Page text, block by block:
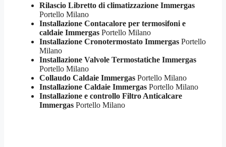
Rilascio Libretto di climatizzazione Immergas
Portello Milano
Installazione Contacalore per termosifoni e
caldaie Immergas Portello Milano
Installazione Cronotermostato Immergas Portello
Milano
Installazione Valvole Termostatiche Immergas
Portello Milano
Collaudo Caldaie Immergas Portello Milano
Installazione Caldaie Immergas Portello Milano
Installazione e controllo Filtro Anticalcare
Immergas Portello Milano